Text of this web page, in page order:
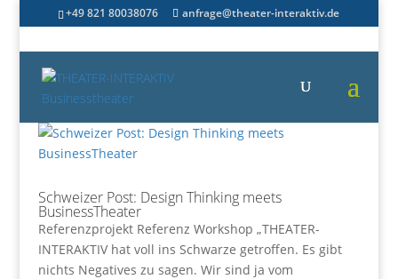
+49 821 80038076 anfrage@theater-interaktiv.de
Schweizer Post: Design Thinking meets
BusinessTheater
Referenzprojekt Referenz Workshop „THEATER-
INTERAKTIV hat voll ins Schwarze getroffen. Es gibt
nichts Negatives zu sagen. Wir sind ja vom